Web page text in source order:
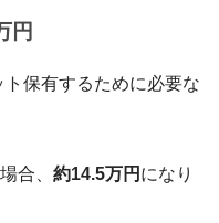
円
保有するために必要な
合、 約14.5万円 になり